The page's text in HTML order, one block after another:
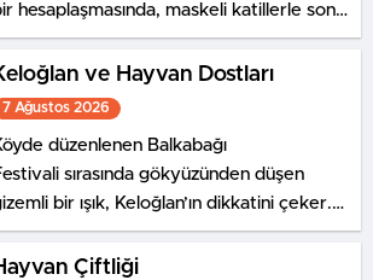
hesaplaşmasında, maskeli katillerle son
kez karşı karşıya geliyor.
ve Hayvan Dostları
7 Ağustos 2026
düzenlenen Balkabağı
sırasında gökyüzünden düşen
bir ışık, Keloğlan’ın dikkatini çeker.
olağanüstü olaya, Hayvanlar
yaşayan Tombik
Çiftliği